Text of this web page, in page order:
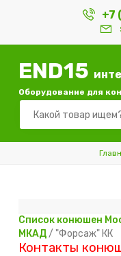
+7
END15
Оборудование для
Список конюшен
МКАД/ "Форсаж" КК
Контакты